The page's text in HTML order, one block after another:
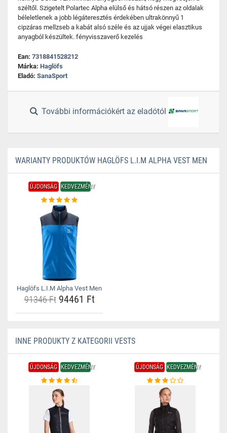
széltől. Szigetelt Polartec Alpha elülső és hátsó részen az oldalak
béleletlenek a jobb légáteresztés érdekében ultrakönnyű 1
cipzáras mellzseb a kabát alsó széle és az ujjak végei elasztikus
anyagból készültek. fényvisszaverő kezelés
Ean: 7318841528212
Márka: Haglöfs
Eladó: SanaSport
További információkért az eladótól
WARIANTY PRODUKTÓW HAGLÖFS L.I.M ALPHA VEST MEN
ÚJDONSÁG KEDVEZMÉNY
Haglöfs L.I.M Alpha Vest Men
91346 Ft94461 Ft
INNE PRODUKTY Z KATEGORII VESTS
ÚJDONSÁG KEDVEZMÉNY ÚJDONSÁG KEDVEZMÉNY